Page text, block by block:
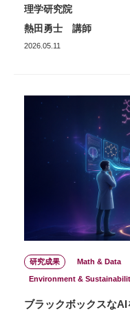
理学研究院
熱田勇士 講師
2026.05.11
研究成果 Math & Data
Environment &
ブラックボックスな